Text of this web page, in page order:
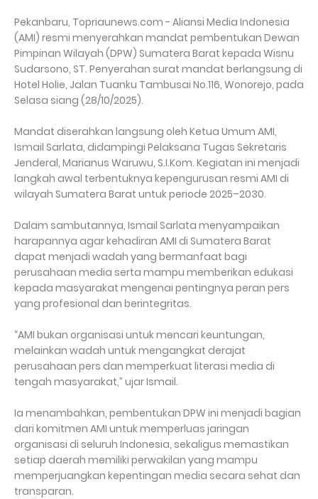
Pekanbaru, Topriaunews.com - Aliansi Media Indonesia
(AMI) resmi menyerahkan mandat pembentukan Dewan
Pimpinan Wilayah (DPW) Sumatera Barat kepada Wisnu
Sudarsono, ST. Penyerahan surat mandat berlangsung di
Hotel Holie, Jalan Tuanku Tambusai No.116, Wonorejo, pada
Selasa siang (28/10/2025).
Mandat diserahkan langsung oleh Ketua Umum AMI,
Ismail Sarlata, didampingi Pelaksana Tugas Sekretaris
Jenderal, Marianus Waruwu, S.I.Kom. Kegiatan ini menjadi
langkah awal terbentuknya kepengurusan resmi AMI di
wilayah Sumatera Barat untuk periode 2025–2030.
Dalam sambutannya, Ismail Sarlata menyampaikan
harapannya agar kehadiran AMI di Sumatera Barat
dapat menjadi wadah yang bermanfaat bagi
perusahaan media serta mampu memberikan edukasi
kepada masyarakat mengenai pentingnya peran pers
yang profesional dan berintegritas.
“AMI bukan organisasi untuk mencari keuntungan,
melainkan wadah untuk mengangkat derajat
perusahaan pers dan memperkuat literasi media di
tengah masyarakat,” ujar Ismail.
Ia menambahkan, pembentukan DPW ini menjadi bagian
dari komitmen AMI untuk memperluas jaringan
organisasi di seluruh Indonesia, sekaligus memastikan
setiap daerah memiliki perwakilan yang mampu
memperjuangkan kepentingan media secara sehat dan
transparan.